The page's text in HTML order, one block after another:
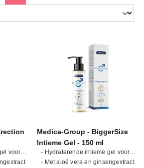
- Hydraterende intieme gel voor mannen
Medica-Group - BiggerSize
Intieme Gel - 150 ml
- Hydraterende intieme gel voor mannen
- Met aloë vera en ginsengextract